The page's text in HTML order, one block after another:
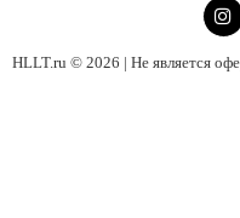
HLLT.ru © 2026 | Не является